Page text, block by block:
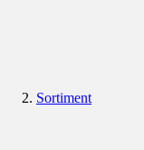
Sortiment